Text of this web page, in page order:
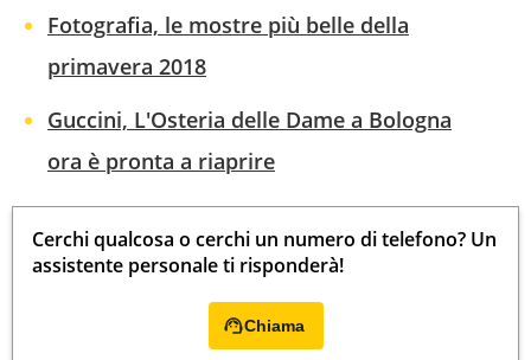
Fotografia, le mostre più belle della
primavera 2018
Guccini, L'Osteria delle Dame a Bologna
ora è pronta a riaprire
Cerchi qualcosa o cerchi un numero di telefono? Un
assistente personale ti risponderà!
Chiama